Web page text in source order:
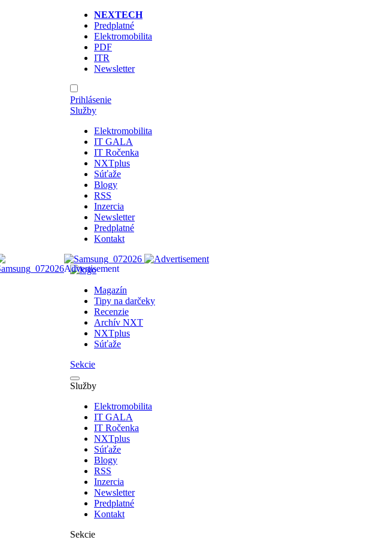
NEXTECH
Predplatné
Elektromobilita
PDF
ITR
Newsletter
Prihlásenie
Služby
Elektromobilita
IT GALA
IT Ročenka
NXTplus
Súťaže
Blogy
RSS
Inzercia
Newsletter
Predplatné
Kontakt
Magazín
Tipy na darčeky
Recenzie
Archív NXT
NXTplus
Súťaže
Sekcie
Služby
Elektromobilita
IT GALA
IT Ročenka
NXTplus
Súťaže
Blogy
RSS
Inzercia
Newsletter
Predplatné
Kontakt
Sekcie